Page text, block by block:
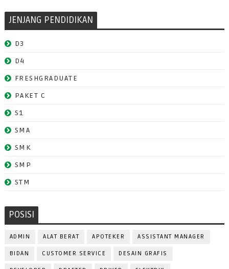
JENJANG PENDIDIKAN
D3
D4
FRESHGRADUATE
PAKET C
S1
SMA
SMK
SMP
STM
POSISI
ADMIN ALAT BERAT APOTEKER ASSISTANT MANAGER
BIDAN CUSTOMER SERVICE DESAIN GRAFIS